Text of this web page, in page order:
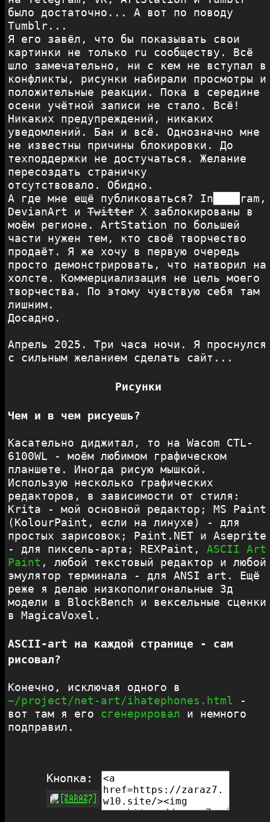
было достаточно... А вот по поводу
Tumblr...
Я его завёл, что бы показывать свои
картинки не только ru сообществу. Всё
шло замечательно, ни с кем не вступал в
конфликты, рисунки набирали просмотры и
положительные реакции. Пока в середине
осени учётной записи не стало. Всё!
Никаких предупреждений, никаких
уведомлений. Бан и всё. Однозначно мне
не известны причины блокировки. До
техподдержки не достучаться. Желание
пересоздать страничку
отсутствовало. Обидно.
А где мне ещё публиковаться? In████ram,
DevianArt и Twitter X заблокированы в
моём регионе. ArtStation по большей
части нужен тем, кто своё творчество
продаёт. Я же хочу в первую очередь
просто демонстрировать, что натворил на
холсте. Коммерциализация не цель моего
творчества. По этому чувствую себя там
лишним.
Досадно.
Апрель 2025. Три часа ночи. Я проснулся
с сильным желанием сделать сайт...
Рисунки
Чем и в чем рисуешь?
Касательно диджитал, то на Wacom CTL-
6100WL - моём любимом графическом
планшете. Иногда рисую мышкой.
Использую несколько графических
редакторов, в зависимости от стиля:
Krita - мой основной редактор; MS Paint
(KolourPaint, если на линухе) - для
простых зарисовок; Paint.NET и Aseprite
- для пиксель-арта; REXPaint, ASCII Art
Paint , любой текстовый редактор и любой
эмулятор терминала - для ANSI art. Ещё
реже я делаю низкополигональные 3д
модели в BlockBench и вексельные сценки
в MagicaVoxel.
ASCII-art на каждой странице - сам
рисовал?
Конечно, исключая одного в
~/project/net-art/ihatephones.html -
вот там я его сгенерировал и немного
подправил.
Кнопка: